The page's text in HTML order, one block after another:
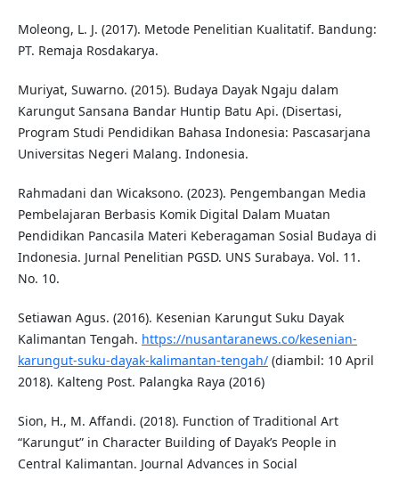
Moleong, L. J. (2017). Metode Penelitian Kualitatif. Bandung:
PT. Remaja Rosdakarya.
Muriyat, Suwarno. (2015). Budaya Dayak Ngaju dalam
Karungut Sansana Bandar Huntip Batu Api. (Disertasi,
Program Studi Pendidikan Bahasa Indonesia: Pascasarjana
Universitas Negeri Malang. Indonesia.
Rahmadani dan Wicaksono. (2023). Pengembangan Media
Pembelajaran Berbasis Komik Digital Dalam Muatan
Pendidikan Pancasila Materi Keberagaman Sosial Budaya di
Indonesia. Jurnal Penelitian PGSD. UNS Surabaya. Vol. 11.
No. 10.
Setiawan Agus. (2016). Kesenian Karungut Suku Dayak
Kalimantan Tengah. https://nusantaranews.co/kesenian-
karungut-suku-dayak-kalimantan-tengah/(diambil: 10 April
2018). Kalteng Post. Palangka Raya (2016)
Sion, H., M. Affandi. (2018). Function of Traditional Art
“Karungut” in Character Building of Dayak’s People in
Central Kalimantan. Journal Advances in Social